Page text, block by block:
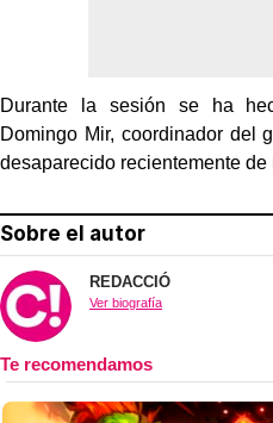
Durante la sesión se ha
Domingo Mir, coordinador del
desaparecido recientemente de
Sobre el autor
REDACCIÓ
Ver biografía